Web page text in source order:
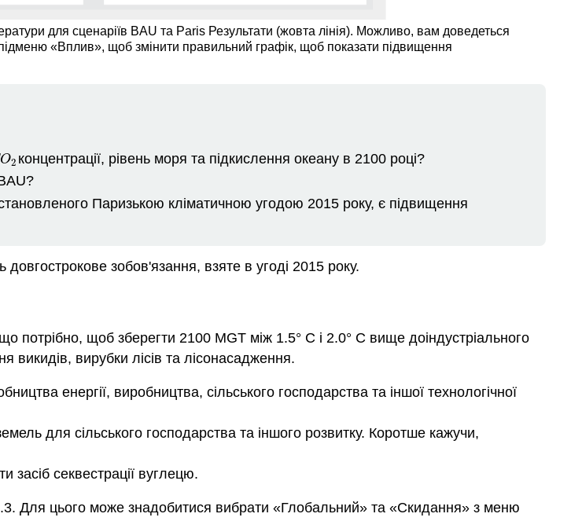
для сценаріїв BAU та Paris Результати (жовта лінія). Можливо, вам доведеться
«Вплив», щоб змінити правильний графік, щоб показати підвищення
O2
O2 концентрації, рівень моря та підкислення океану в 2100 році?
Паризькою кліматичною угодою 2015 року, є підвищення
зобов'язання, взяте в угоді 2015 року.
потрібно, щоб зберегти 2100 MGT між 1.5° C і 2.0° C вище доіндустріального
викидів, вирубки лісів та лісонасадження.
енергії, виробництва, сільського господарства та іншої технологічної
для сільського господарства та іншого розвитку. Коротше кажучи,
засіб секвестрації вуглецю.
Для цього може знадобитися вибрати «Глобальний» та «Скидання» з меню